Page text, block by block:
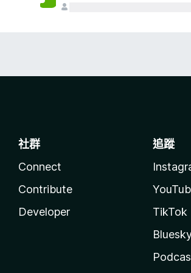
社群
Connect
Contribute
Developer
追蹤
TikTok